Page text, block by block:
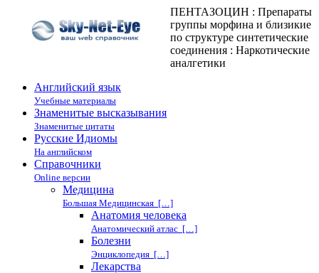
ПЕНТАЗОЦИН : Препараты
группы морфина и близикие
по структуре синтетические
соединения : Наркотические
аналгетики
Английский язык
Учебные материалы
Знаменитые высказывания
Знаменитые цитаты
Русские Идиомы
На английском
Справочники
Online версии
Медицина
Большая Медицинская […]
Анатомия человека
Анатомический атлас […]
Болезни
Энциклопедия […]
Лекарства